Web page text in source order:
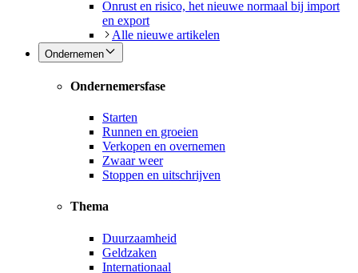
Onrust en risico, het nieuwe normaal bij import
en export
Alle nieuwe artikelen
Ondernemen
Ondernemersfase
Starten
Runnen en groeien
Verkopen en overnemen
Zwaar weer
Stoppen en uitschrijven
Thema
Duurzaamheid
Geldzaken
Internationaal